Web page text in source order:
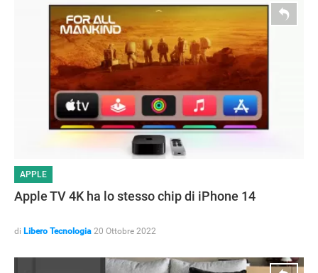
APPLE
Apple TV 4K ha lo stesso chip di iPhone 14
di Libero Tecnologia 20 Ottobre 2022